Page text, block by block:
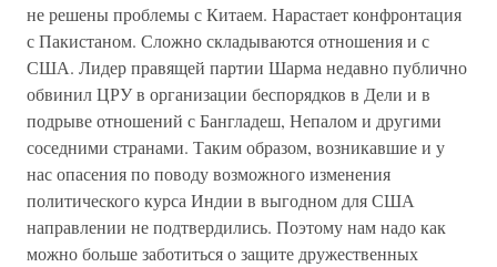
не решены проблемы с Китаем. Нарастает конфронтация
с Пакистаном. Сложно складываются отношения и с
США. Лидер правящей партии Шарма недавно публично
обвинил ЦРУ в организации беспорядков в Дели и в
подрыве отношений с Бангладеш, Непалом и другими
соседними странами. Таким образом, возникавшие и у
нас опасения по поводу возможного изменения
политического курса Индии в выгодном для США
направлении не подтвердились. Поэтому нам надо как
можно больше заботиться о защите дружественных